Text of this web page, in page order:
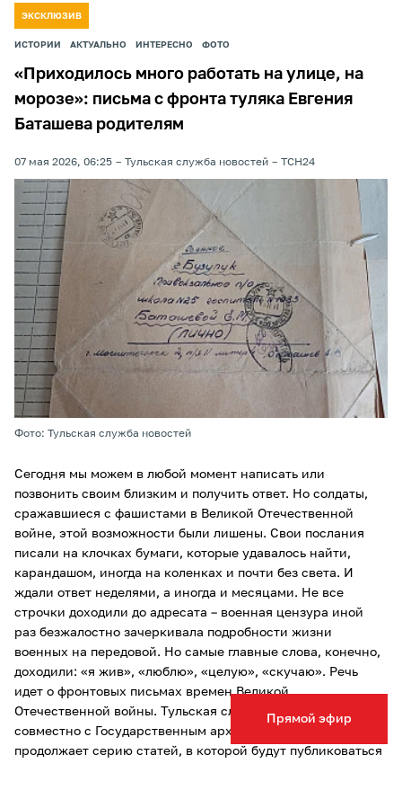
Прямой эфир
ЭКСКЛЮЗИВ
ИСТОРИИ АКТУАЛЬНО ИНТЕРЕСНО ФОТО
«Приходилось много работать на улице, на
морозе»: письма с фронта туляка Евгения
Баташева родителям
07 мая 2026, 06:25 Тульская служба новостей ТСН24
Фото: Тульская служба новостей
Сегодня мы можем в любой момент написать или
позвонить своим близким и получить ответ. Но солдаты,
сражавшиеся с фашистами в Великой Отечественной
войне, этой возможности были лишены. Свои послания
писали на клочках бумаги, которые удавалось найти,
карандашом, иногда на коленках и почти без света. И
ждали ответ неделями, а иногда и месяцами. Не все
строчки доходили до адресата – военная цензура иной
раз безжалостно зачеркивала подробности жизни
военных на передовой. Но самые главные слова, конечно,
доходили: «я жив», «люблю», «целую», «скучаю». Речь
идет о фронтовых письмах времен Великой
Отечественной войны. Тульская служба новостей
совместно с Государственным архивом Тульской области
продолжает серию статей, в которой будут публиковаться